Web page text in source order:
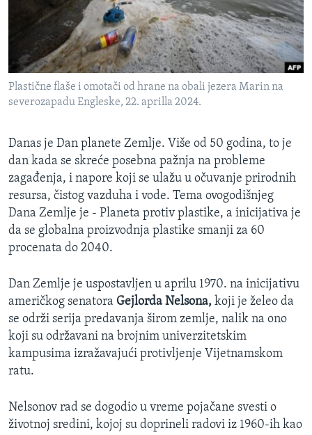
SPORT
INTERVJU
Plastične flaše i omotači od hrane na obali jezera Marin na
severozapadu Engleske, 22. aprilla 2024.
Danas je Dan planete Zemlje. Više od 50 godina, to je
dan kada se skreće posebna pažnja na probleme
zagađenja, i napore koji se ulažu u očuvanje prirodnih
resursa, čistog vazduha i vode. Tema ovogodišnjeg
Dana Zemlje je - Planeta protiv plastike, a inicijativa je
da se globalna proizvodnja plastike smanji za 60
procenata do 2040.
Dan Zemlje je uspostavljen u aprilu 1970. na inicijativu
američkog senatora Gejlorda Nelsona, koji je želeo da
se održi serija predavanja širom zemlje, nalik na ono
koji su održavani na brojnim univerzitetskim
kampusima izražavajući protivljenje Vijetnamskom
ratu.
Nelsonov rad se dogodio u vreme pojačane svesti o
životnoj sredini, kojoj su doprineli radovi iz 1960-ih kao